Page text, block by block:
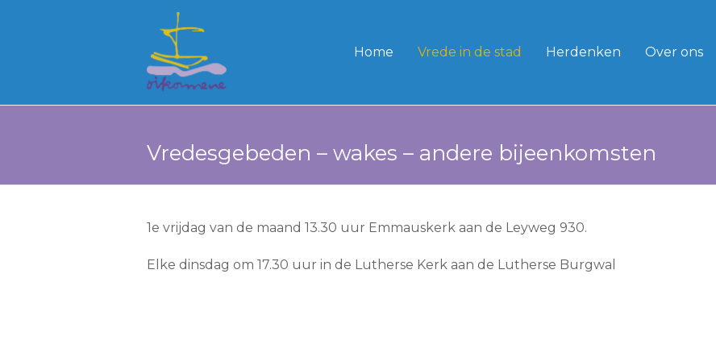
Home Vrede in de stad Herdenken Over ons
Vredesgebeden – wakes – andere bijeenkomsten
1e vrijdag van de maand 13.30 uur Emmauskerk aan de Leyweg 930.
Elke dinsdag om 17.30 uur in de Lutherse Kerk aan de Lutherse Burgwal